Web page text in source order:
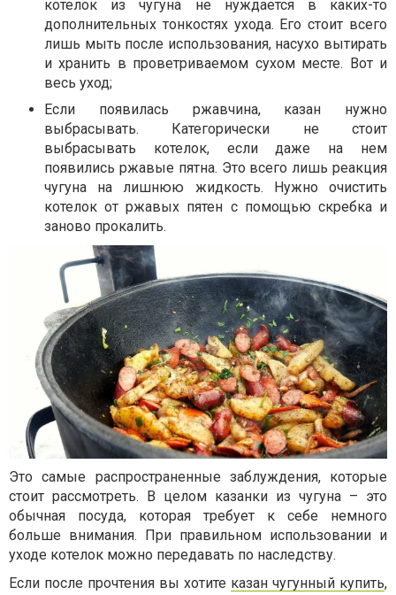
котелок из чугуна не нуждается в каких-то
дополнительных тонкостях ухода. Его стоит всего
лишь мыть после использования, насухо вытирать
и хранить в проветриваемом сухом месте. Вот и
весь уход;
Если появилась ржавчина, казан нужно
выбрасывать. Категорически не стоит
выбрасывать котелок, если даже на нем
появились ржавые пятна. Это всего лишь реакция
чугуна на лишнюю жидкость. Нужно очистить
котелок от ржавых пятен с помощью скребка и
заново прокалить.
Это самые распространенные заблуждения, которые
стоит рассмотреть. В целом казанки из чугуна – это
обычная посуда, которая требует к себе немного
больше внимания. При правильном использовании и
уходе котелок можно передавать по наследству.
Если после прочтения вы хотите казан чугунный купить,